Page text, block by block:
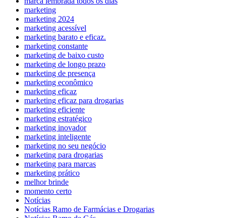
marketing
marketing 2024
marketing acessível
marketing barato e eficaz.
marketing constante
marketing de baixo custo
marketing de longo prazo
marketing de presença
marketing econômico
marketing eficaz
marketing eficaz para drogarias
marketing eficiente
marketing estratégico
marketing inovador
marketing inteligente
marketing no seu negócio
marketing para drogarias
marketing para marcas
marketing prático
melhor brinde
momento certo
Notícias
Notícias Ramo de Farmácias e Drogarias